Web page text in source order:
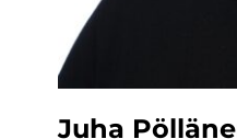
Juha